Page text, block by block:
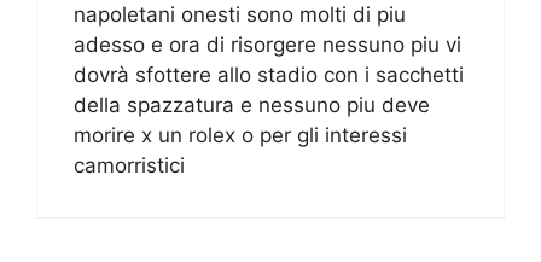
napoletani onesti sono molti di piu
adesso e ora di risorgere nessuno piu vi
dovrà sfottere allo stadio con i sacchetti
della spazzatura e nessuno piu deve
morire x un rolex o per gli interessi
camorristici